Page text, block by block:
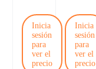
Inicia
sesión
para
ver el
precio
Inicia
sesión
para
ver el
precio